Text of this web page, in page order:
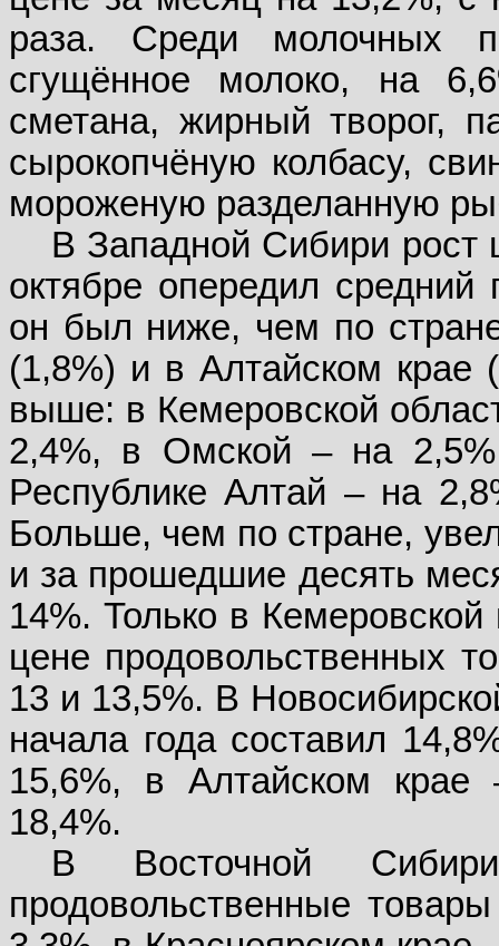
раза. Среди молочных
сгущённое молоко, на
сметана, жирный творог,
сырокопчёную колбасу,
мороженую разделанную
В Западной Сибири рост
октябре опередил
он был ниже, чем по
(1,8%) и в Алтайском крае
выше: в Кемеровской
2,4%, в Омской – на
Республике Алтай – на
Больше, чем по стране,
и за прошедшие десять
14%. Только в
цене продовольственных
13 и 13,5%. В
начала года составил
15,6%, в Алтайском
18,4%.
В Восточной
продовольственные